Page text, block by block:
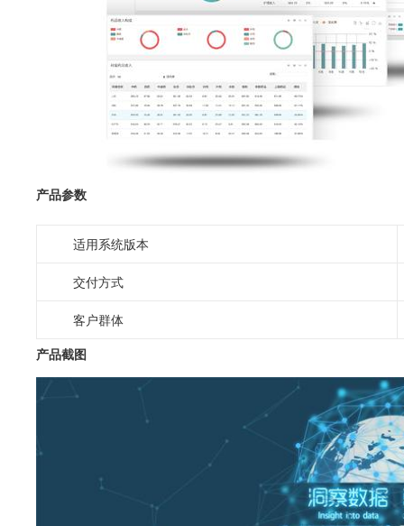
产品参数
适用系统版本
交付方式
客户群体
产品截图